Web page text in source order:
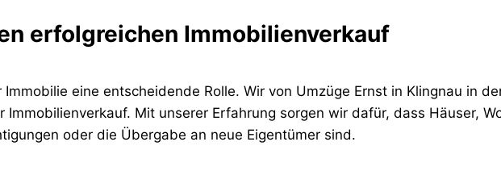
erfolgreichen Immobilienverkauf
eine entscheidende Rolle. Wir von Umzüge Ernst in Klingnau in
Mit unserer Erfahrung sorgen wir dafür, dass Häuser,
oder die Übergabe an neue Eigentümer sind.